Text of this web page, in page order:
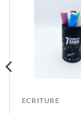
ECRITURE